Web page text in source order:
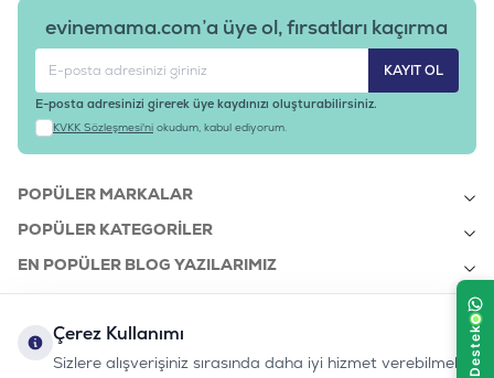
evinemama.com’a üye ol, fırsatları kaçırma
KAYIT OL
E-posta adresinizi girerek üye kaydınızı oluşturabilirsiniz.
KVKK Sözleşmesi'ni okudum, kabul ediyorum.
POPÜLER MARKALAR
POPÜLER KATEGORILER
EN POPÜLER BLOG YAZILARIMIZ
KURUMSAL
Çerez Kullanımı
Sizlere alışverişiniz sırasında daha iyi hizmet verebilmek